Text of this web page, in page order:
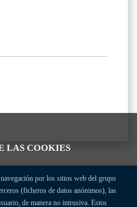
LAS COOKIES
por los sitios web del grupo
(ficheros de datos anónimos), las
de manera no intrusiva. Estos